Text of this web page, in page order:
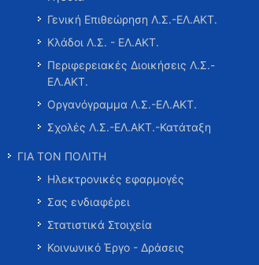
Γενική Επιθεώρηση Λ.Σ.-ΕΛ.ΑΚΤ.
Κλάδοι Λ.Σ. - ΕΛ.ΑΚΤ.
Περιφερειακές Διοικήσεις Λ.Σ.-
ΕΛ.ΑΚΤ.
Οργανόγραμμα Λ.Σ.-ΕΛ.ΑΚΤ.
Σχολές Λ.Σ.-ΕΛ.ΑΚΤ.-Κατάταξη
ΓΙΑ ΤΟΝ ΠΟΛΙΤΗ
Ηλεκτρονικές εφαρμογές
Σας ενδιαφέρει
Στατιστικά Στοιχεία
Κοινωνικό Έργο - Δράσεις